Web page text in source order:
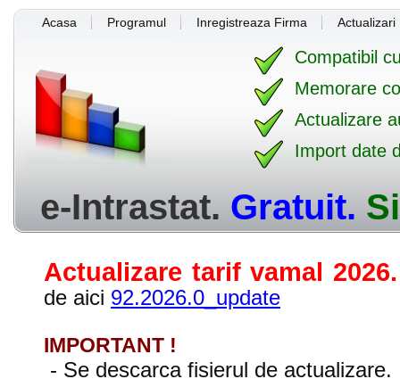
Acasa Programul Inregistreaza Firma Actualizari
Compatibil
Memorare
Actualizare
Import date
e-Intrastat. Gratuit.
Actualizare tarif vamal 2026.
de aici 92.2026.0_update
IMPORTANT !
- Se descarca fisierul de actualizare.